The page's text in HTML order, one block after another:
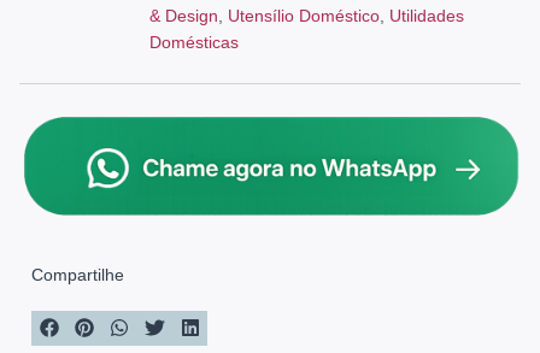
& Design
Utensílio Doméstico Utilidades
Domésticas
Compartilhe